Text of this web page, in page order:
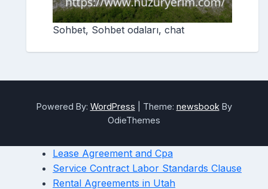
Sohbet, Sohbet odaları, chat
Powered By: WordPress Theme: newsbook By
OdieThemes
Lease Agreement and Cpa
Service Contract Labor Standards Clause
Rental Agreements in Utah